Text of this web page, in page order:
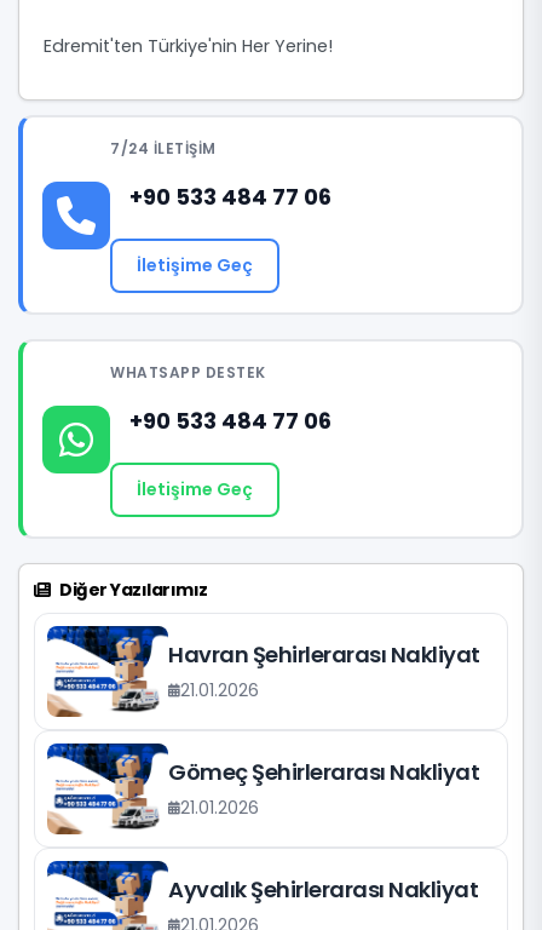
Edremit'ten Türkiye'nin Her Yerine!
7/24 İLETIŞIM
+90 533 484 77 06
İletişime Geç
WHATSAPP DESTEK
+90 533 484 77 06
İletişime Geç
Diğer Yazılarımız
Havran Şehirlerarası Nakliyat
21.01.2026
Gömeç Şehirlerarası Nakliyat
21.01.2026
Ayvalık Şehirlerarası Nakliyat